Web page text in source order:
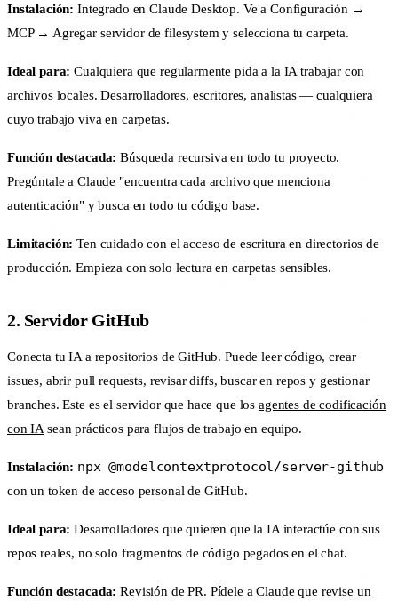
Instalación: Integrado en Claude Desktop. Ve a Configuración →
MCP → Agregar servidor de filesystem y selecciona tu carpeta.
Ideal para: Cualquiera que regularmente pida a la IA trabajar con
archivos locales. Desarrolladores, escritores, analistas — cualquiera
cuyo trabajo viva en carpetas.
Función destacada: Búsqueda recursiva en todo tu proyecto.
Pregúntale a Claude "encuentra cada archivo que menciona
autenticación" y busca en todo tu código base.
Limitación: Ten cuidado con el acceso de escritura en directorios de
producción. Empieza con solo lectura en carpetas sensibles.
2. Servidor GitHub
Conecta tu IA a repositorios de GitHub. Puede leer código, crear
issues, abrir pull requests, revisar diffs, buscar en repos y gestionar
branches. Este es el servidor que hace que los agentes de codificación
con IA sean prácticos para flujos de trabajo en equipo.
Instalación: npx @modelcontextprotocol/server-github
con un token de acceso personal de GitHub.
Ideal para: Desarrolladores que quieren que la IA interactúe con sus
repos reales, no solo fragmentos de código pegados en el chat.
Función destacada: Revisión de PR. Pídele a Claude que revise un